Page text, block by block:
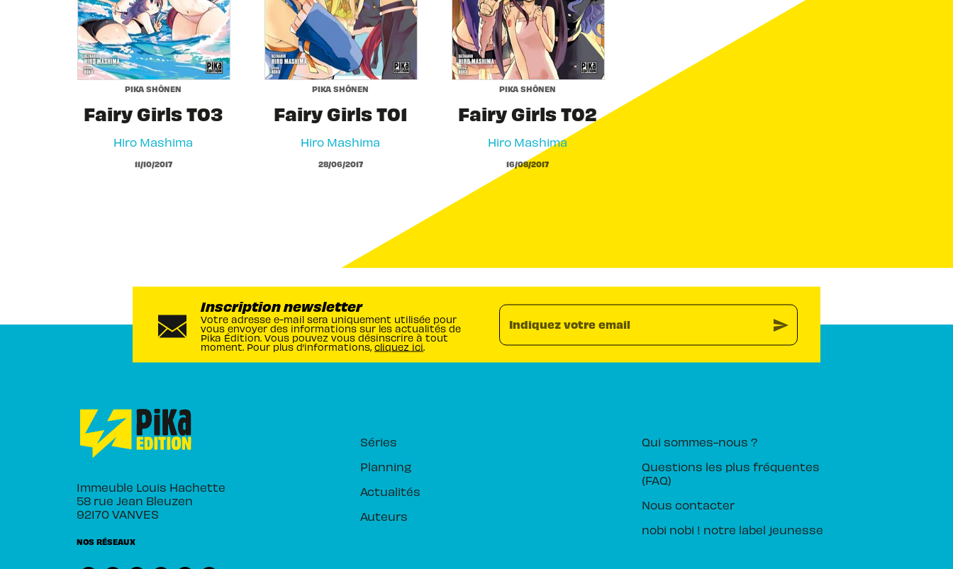
PIKA SHÔNEN
Fairy Girls T03
Hiro Mashima
11/10/2017
PIKA SHÔNEN
Fairy Girls T01
Hiro Mashima
28/06/2017
PIKA SHÔNEN
Fairy Girls T02
Hiro Mashima
16/08/2017
Inscription newsletter
Votre adresse e-mail sera uniquement utilisée pour
vous envoyer des informations sur les actualités de
Pika Édition. Vous pouvez vous désinscrire à tout
moment. Pour plus d’informations, cliquez ici.
Indiquez votre email send
Immeuble Louis Hachette
58 rue Jean Bleuzen
92170 VANVES
NOS RÉSEAUX
Séries
Planning
Actualités
Auteurs
Qui sommes-nous ?
Questions les plus fréquentes
(FAQ)
Nous contacter
nobi nobi ! notre label jeunesse